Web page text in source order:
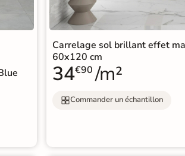
Carrelage sol brillant effet
60x120 cm
34€90 /m²
Commander un échantillon